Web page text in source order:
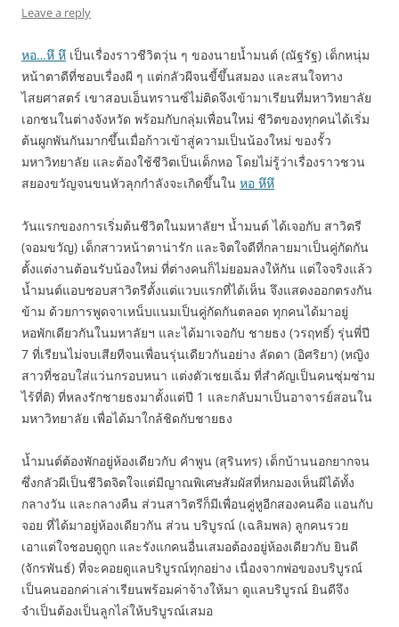
Leave a reply
หอ…หึ หึ เป็นเรื่องราวชีวิตวุ่น ๆ ของนายน้ำมนต์ (ณัฐรัฐ) เด็กหนุ่ม
หน้าตาดีที่ชอบเรื่องผี ๆ แต่กลัวผีจนขี้ขึ้นสมอง และสนใจทาง
ไสยศาสตร์ เขาสอบเอ็นทรานซ์ไม่ติดจึงเข้ามาเรียนที่มหาวิทยาลัย
เอกชนในต่างจังหวัด พร้อมกับกลุ่มเพื่อนใหม่ ชีวิตของทุกคนได้เริ่ม
ต้นผูกพันกันมากขึ้นเมื่อก้าวเข้าสู่ความเป็นน้องใหม่ ของรั้ว
มหาวิทยาลัย และต้องใช้ชีวิตเป็นเด็กหอ โดยไม่รู้ว่าเรื่องราวชวน
สยองขวัญจนขนหัวลุกกำลังจะเกิดขึ้นใน หอ หึหึ
วันแรกของการเริ่มต้นชีวิตในมหาลัยฯ น้ำมนต์ ได้เจอกับ สาวิตรี
(จอมขวัญ) เด็กสาวหน้าตาน่ารัก และจิตใจดีที่กลายมาเป็นคู่กัดกัน
ตั้งแต่งานต้อนรับน้องใหม่ ที่ต่างคนก็ไม่ยอมลงให้กัน แต่ใจจริงแล้ว
น้ำมนต์แอบชอบสาวิตรีตั้งแต่แวบแรกที่ได้เห็น จึงแสดงออกตรงกัน
ข้าม ด้วยการพูดจาเหน็บแนมเป็นคู่กัดกันตลอด ทุกคนได้มาอยู่
หอพักเดียวกันในมหาลัยฯ และได้มาเจอกับ ชายธง (วรฤทธิ์) รุ่นพี่ปี
7 ที่เรียนไม่จบเสียทีจนเพื่อนรุ่นเดียวกันอย่าง ลัดดา (อิศริยา) (หญิง
สาวที่ชอบใส่แว่นกรอบหนา แต่งตัวเชยเฉิ่ม ที่สำคัญเป็นคนซุ่มซ่าม
ไร้ที่ติ) ที่หลงรักชายธงมาตั้งแต่ปี 1 และกลับมาเป็นอาจารย์สอนใน
มหาวิทยาลัย เพื่อได้มาใกล้ชิดกับชายธง
น้ำมนต์ต้องพักอยู่ห้องเดียวกับ คำพูน (สุรินทร) เด็กบ้านนอกยากจน
ซึ่งกลัวผีเป็นชีวิตจิตใจแต่มีญาณพิเศษสัมผัสที่หกมองเห็นผีได้ทั้ง
กลางวัน และกลางคืน ส่วนสาวิตรีก็มีเพื่อนคู่หูอีกสองคนคือ แอนกับ
จอย ที่ได้มาอยู่ห้องเดียวกัน ส่วน บริบูรณ์ (เฉลิมพล) ลูกคนรวย
เอาแต่ใจชอบดูถูก และรังแกคนอื่นเสมอต้องอยู่ห้องเดียวกับ ยินดี
(จักรพันธ์) ที่จะคอยดูแลบริบูรณ์ทุกอย่าง เนื่องจากพ่อของบริบูรณ์
เป็นคนออกค่าเล่าเรียนพร้อมค่าจ้างให้มา ดูแลบริบูรณ์ ยินดีจึง
จำเป็นต้องเป็นลูกไล่ให้บริบูรณ์เสมอ